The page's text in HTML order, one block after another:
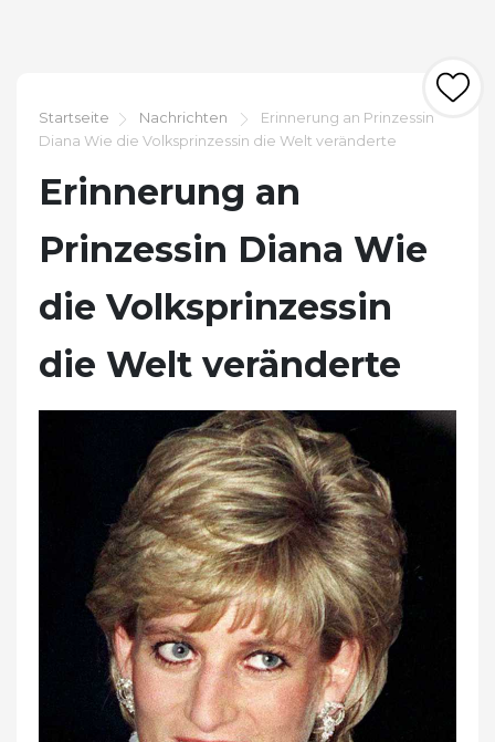
Startseite Nachrichten
Erinnerung an Prinzessin
Diana Wie die Volksprinzessin die Welt veränderte
Erinnerung an
Prinzessin Diana Wie
die Volksprinzessin
die Welt veränderte